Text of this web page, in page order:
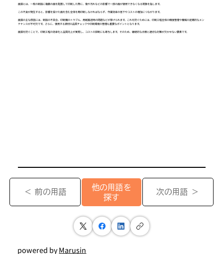
面損とは、一枚の刷版に複数の面を配置して印刷した際に、傷や汚れなどの影響で一部の面が使用できなくなる現象を指します。
この不良が発生すると、影響を受けた面を含む全体を再印刷しなければならず、作業効率の低下やコストの増加につながります。
面損の主な原因には、刷版の不具合、印刷機のトラブル、用紙搬送時の問題などが挙げられます。これを防ぐためには、印刷工程全体の精度管理や機械の定期的なメン
テナンスが不可欠です。さらに、使用する資材の品質チェックや印刷環境の管理も重要なポイントとなります。
面損を防ぐことで、印刷工程の効率化と品質向上が実現し、コストの抑制にも寄与します。そのため、継続的な点検と適切な対策が欠かせない要素です。
＜ 前の用語
他の用語を
探す
次の用語 ＞
powered byMarusin